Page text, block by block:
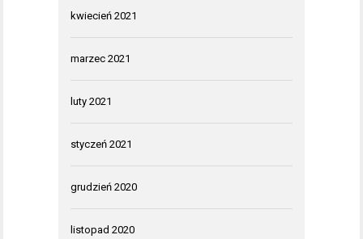
kwiecień 2021
marzec 2021
luty 2021
styczeń 2021
grudzień 2020
listopad 2020